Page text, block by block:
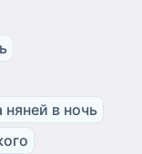
няней в ночь